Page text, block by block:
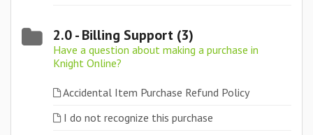
2.0 - Billing Support (3)
Have a question about making a purchase in
Knight Online?
Accidental Item Purchase Refund Policy
I do not recognize this purchase